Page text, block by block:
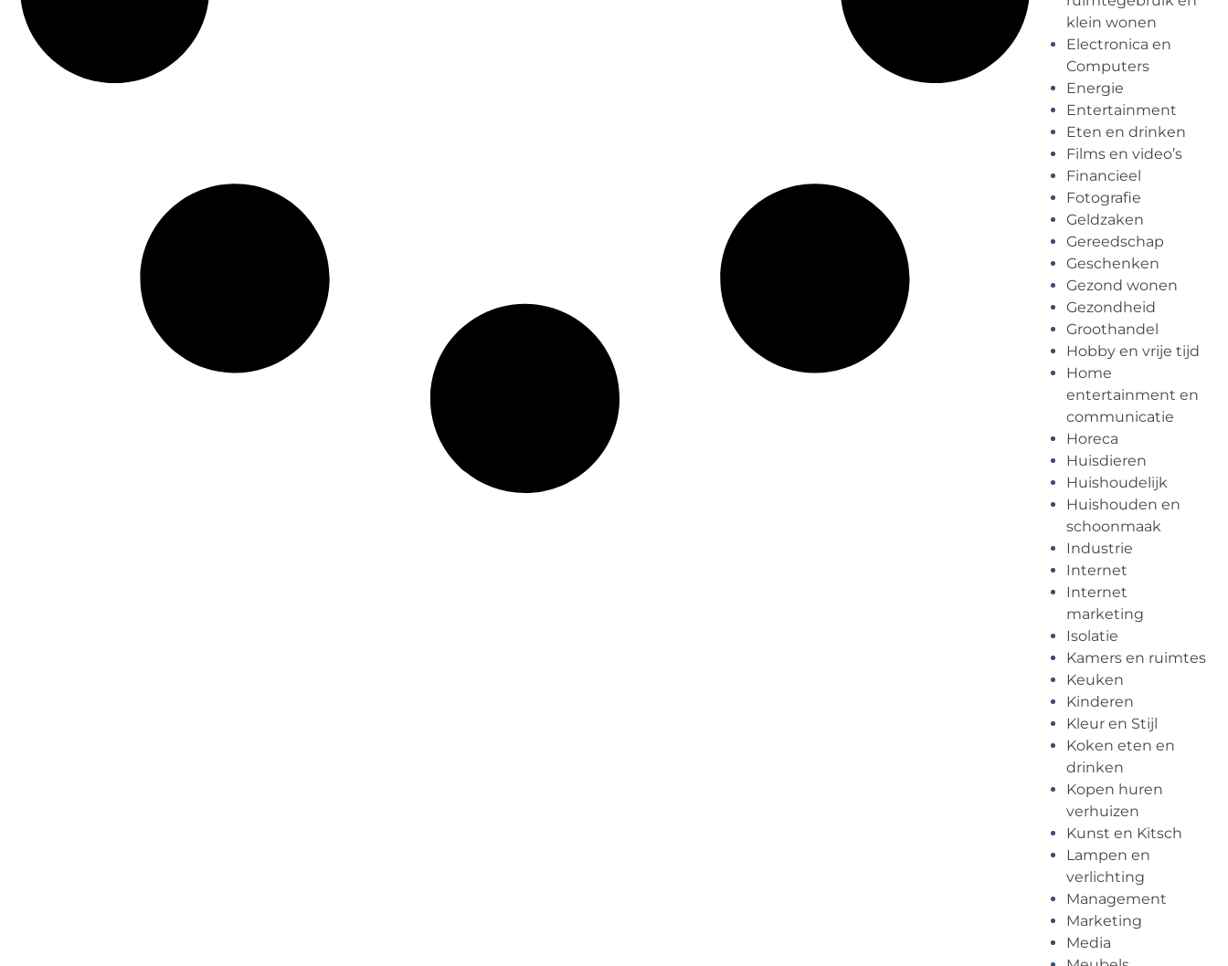
klein wonen
Electronica en
Computers
Energie
Entertainment
Eten en drinken
Films en video’s
Financieel
Fotografie
Geldzaken
Gereedschap
Geschenken
Gezond wonen
Gezondheid
Groothandel
Hobby en vrije tijd
Home
entertainment en
communicatie
Horeca
Huisdieren
Huishoudelijk
Huishouden en
schoonmaak
Industrie
Internet
Internet
marketing
Isolatie
Kamers en ruimtes
Keuken
Kinderen
Kleur en Stijl
Koken eten en
drinken
Kopen huren
verhuizen
Kunst en Kitsch
Lampen en
verlichting
Management
Marketing
Media